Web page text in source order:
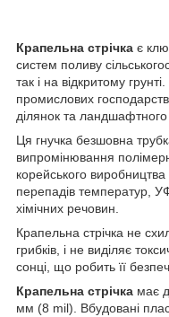
Крапельна стрічка є
систем поливу
так і на відкритому
промислових
ділянок та ландшафтного
Ця гнучка безшовна
випромінювання
корейського виробництва
перепадів температур,
хімічних речовин.
Крапельна стрічка не
грибків, і не виділяє
сонці, що робить її
Крапельна стрічка має
мм (8 mil). Вбудовані